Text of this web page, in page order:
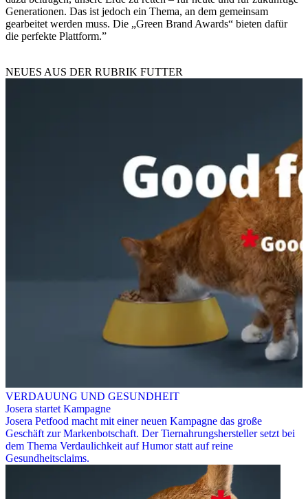
Generationen. Das ist jedoch ein Thema, an dem gemeinsam
gearbeitet werden muss. Die „Green Brand Awards“ bieten dafür
die perfekte Plattform.”
NEUES AUS DER RUBRIK FUTTER
VERDAUUNG UND GESUNDHEIT
Josera startet Kampagne
Josera Petfood macht mit einer neuen Kampagne das große
Geschäft zur Markenbotschaft. Der Tiernahrungshersteller setzt bei
dem Thema Verdaulichkeit auf Humor statt auf reine
Gesundheitsclaims.